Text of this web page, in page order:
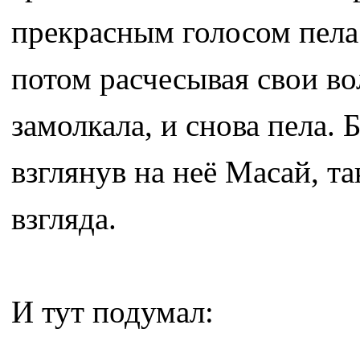
прекрасным голосом
потом расчесывая свои
замолкала, и снова
взглянув на неё Масай,
взгляда.
И тут подумал: